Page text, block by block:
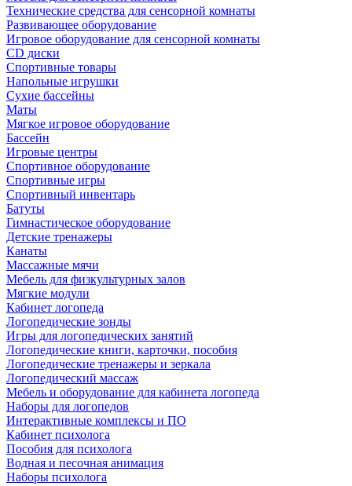
Технические средства для сенсорной комнаты
Развивающее оборудование
Игровое оборудование для сенсорной комнаты
CD диски
Спортивные товары
Напольные игрушки
Сухие бассейны
Маты
Мягкое игровое оборудование
Бассейн
Игровые центры
Спортивное оборудование
Спортивные игры
Спортивный инвентарь
Батуты
Гимнастическое оборудование
Детские тренажеры
Канаты
Массажные мячи
Мебель для физкультурных залов
Мягкие модули
Кабинет логопеда
Логопедические зонды
Игры для логопедических занятий
Логопедические книги, карточки, пособия
Логопедические тренажеры и зеркала
Логопедический массаж
Мебель и оборудование для кабинета логопеда
Наборы для логопедов
Интерактивные комплексы и ПО
Кабинет психолога
Пособия для психолога
Водная и песочная анимация
Наборы психолога